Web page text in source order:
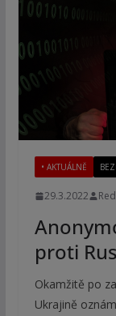
• AKTUÁLNĚ
29.3.2022
proti
Okamžitě po
Ukrajině